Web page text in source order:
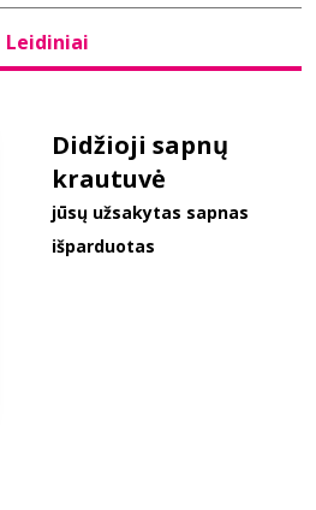
Leidiniai
Didžioji sapnų
krautuvė
jūsų užsakytas sapnas
išparduotas